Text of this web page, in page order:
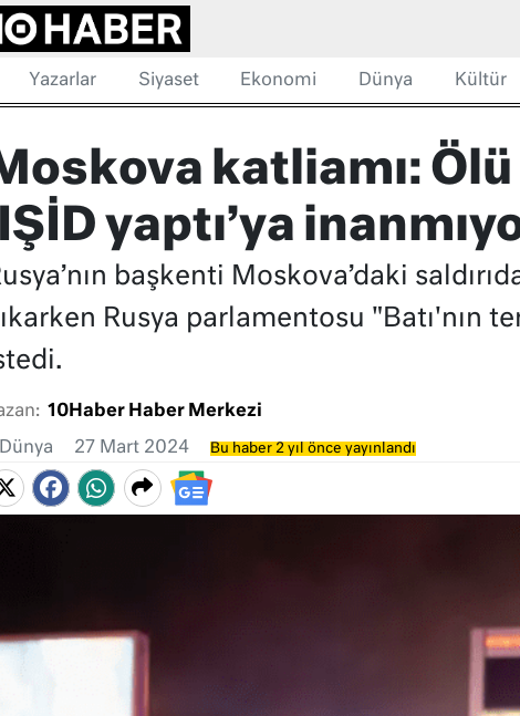
Yazarlar Siyaset Ekonomi Dünya Kültür
katliamı:
yaptı’ya
başkenti Moskova’daki
Rusya parlamentosu "Batı'nın
10Haber Haber Merkezi
Dünya 27 Mart 2024 Bu haber 2 yıl önce yayınlandı